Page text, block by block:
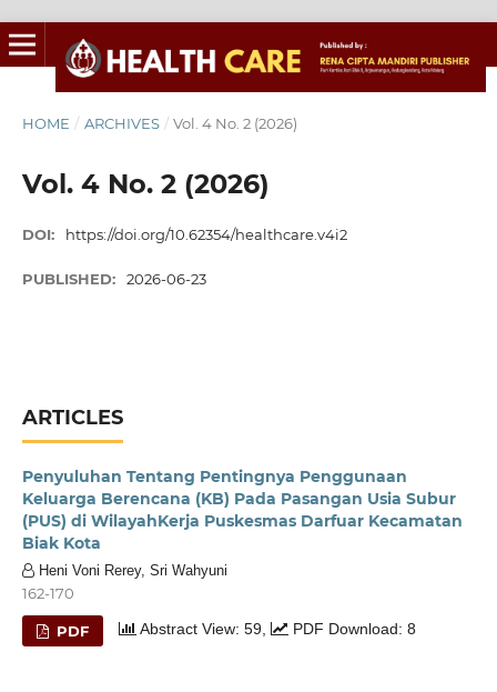
HOME / ARCHIVES / Vol. 4 No. 2 (2026)
Vol. 4 No. 2 (2026)
DOI: https://doi.org/10.62354/healthcare.v4i2
PUBLISHED: 2026-06-23
ARTICLES
Penyuluhan Tentang Pentingnya Penggunaan
Keluarga Berencana (KB) Pada Pasangan Usia Subur
(PUS) di WilayahKerja Puskesmas Darfuar Kecamatan
Biak Kota
Heni Voni Rerey, Sri Wahyuni
162-170
PDF Abstract View: 59, PDF Download: 8